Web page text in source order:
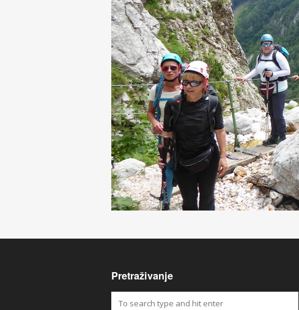
Pretraživanje